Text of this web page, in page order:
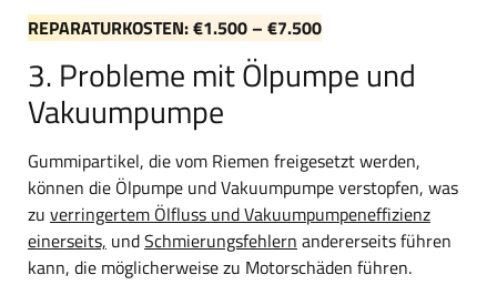
REPARATURKOSTEN: €1.500 – €7.500
3. Probleme mit Ölpumpe und
Vakuumpumpe
Gummipartikel, die vom Riemen freigesetzt werden,
können die Ölpumpe und Vakuumpumpe verstopfen, was
zu verringertem Ölfluss und Vakuumpumpeneffizienz
einerseits, undSchmierungsfehlern andererseits führen
kann, die möglicherweise zu Motorschäden führen.